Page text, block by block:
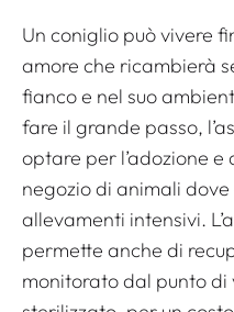
Un coniglio può vivere
amore che ricambierà
fianco e nel suo
fare il grande passo,
optare per l’adozione e
negozio di animali
allevamenti intensivi.
permette anche di
monitorato dal punto